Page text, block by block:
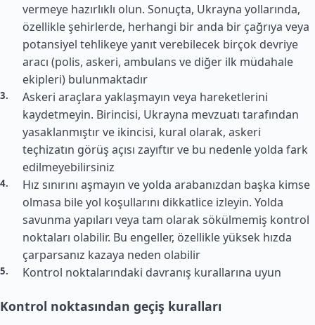
vermeye hazırlıklı olun. Sonuçta, Ukrayna yollarında,
özellikle şehirlerde, herhangi bir anda bir çağrıya veya
potansiyel tehlikeye yanıt verebilecek birçok devriye
aracı (polis, askeri, ambulans ve diğer ilk müdahale
ekipleri) bulunmaktadır
Askeri araçlara yaklaşmayın veya hareketlerini
kaydetmeyin. Birincisi, Ukrayna mevzuatı tarafından
yasaklanmıştır ve ikincisi, kural olarak, askeri
teçhizatın görüş açısı zayıftır ve bu nedenle yolda fark
edilmeyebilirsiniz
Hız sınırını aşmayın ve yolda arabanızdan başka kimse
olmasa bile yol koşullarını dikkatlice izleyin. Yolda
savunma yapıları veya tam olarak sökülmemiş kontrol
noktaları olabilir. Bu engeller, özellikle yüksek hızda
çarparsanız kazaya neden olabilir
Kontrol noktalarındaki davranış kurallarına uyun
Kontrol noktasından geçiş kuralları